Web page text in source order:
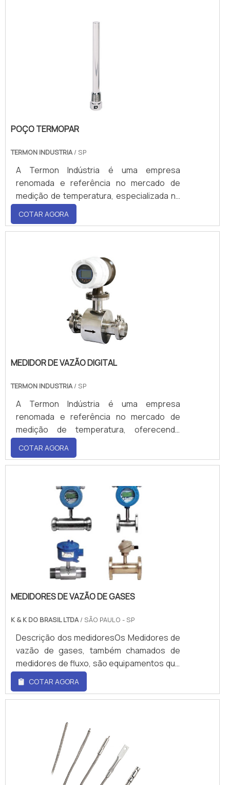
POÇO TERMOPAR
TERMON INDUSTRIA/ SP
A Termon Indústria é uma empresa
renomada e referência no mercado de
medição de temperatura, especializada na
fabricação de po&ccedi
COTAR AGORA
MEDIDOR DE VAZÃO DIGITAL
TERMON INDUSTRIA/ SP
A Termon Indústria é uma empresa
renomada e referência no mercado de
medição de temperatura, oferecendo
soluções inovadoras e de alt
COTAR AGORA
MEDIDORES DE VAZÃO DE GASES
K & K DO BRASIL LTDA/ SÃO PAULO - SP
Descrição dos medidoresOs Medidores de
vazão de gases, também chamados de
medidores de fluxo, são equipamentos que
possibilitam a medida e a identificação da
vazão de matéria. Utilizando Medidores de
vazão, a percepção desses vazamentos
medição precisamos determinar a
quantidade de líquidos, gases e sólidos que
irão passar por um determinado local na
unidade de tempo, pode-se incluir também
instrumentos que apontam a quantidade
COTAR AGORA